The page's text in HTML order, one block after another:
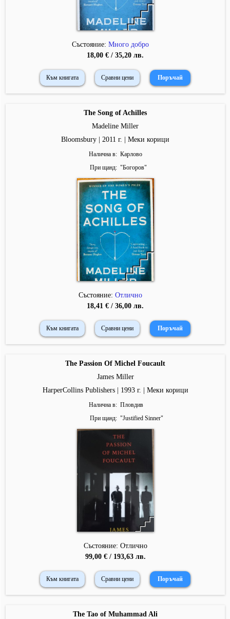
Състояние: Много добро
18,00 € / 35,20 лв.
Към книгата Сравни цени
The Song of Achilles
Madeline Miller
Bloomsbury | 2011 г. | Меки корици
Налична в
Карлово
При щанд
"Богоров"
Състояние: Отлично
18,41 € / 36,00 лв.
Към книгата Сравни цени
The Passion Of Michel Foucault
James Miller
HarperCollins Publishers | 1993 г. | Меки корици
Налична в
Пловдив
При щанд
"Justified Sinner"
Състояние: Отлично
99,00 € / 193,63 лв.
Към книгата Сравни цени
The Tao of Muhammad Ali